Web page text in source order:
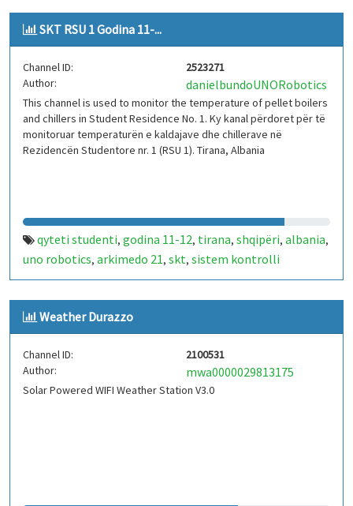
SKT RSU 1 Godina 11-...
Channel ID:
2523271
Author:
danielbundoUNORobotics
This channel is used to monitor the temperature of pellet boilers
and chillers in Student Residence No. 1. Ky kanal përdoret për të
monitoruar temperaturën e kaldajave dhe chillerave në
Rezidencën Studentore nr. 1 (RSU 1). Tirana, Albania
qyteti studenti, godina 11-12, tirana, shqipëri, albania,
uno robotics, arkimedo 21, skt, sistem kontrolli
temperature,iot,arduino,kaldajë,chiller,rsu 1
Weather Durazzo
Channel ID:
2100531
Author:
mwa0000029813175
Solar Powered WIFI Weather Station V3.0